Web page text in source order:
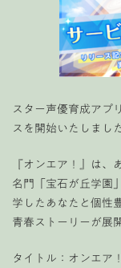
スター声優育成アプ
スを開始いたしました
『オンエア！』は
名門「宝石が丘学園
学したあなたと個性
青春ストーリーが展
タイトル：オンエア！